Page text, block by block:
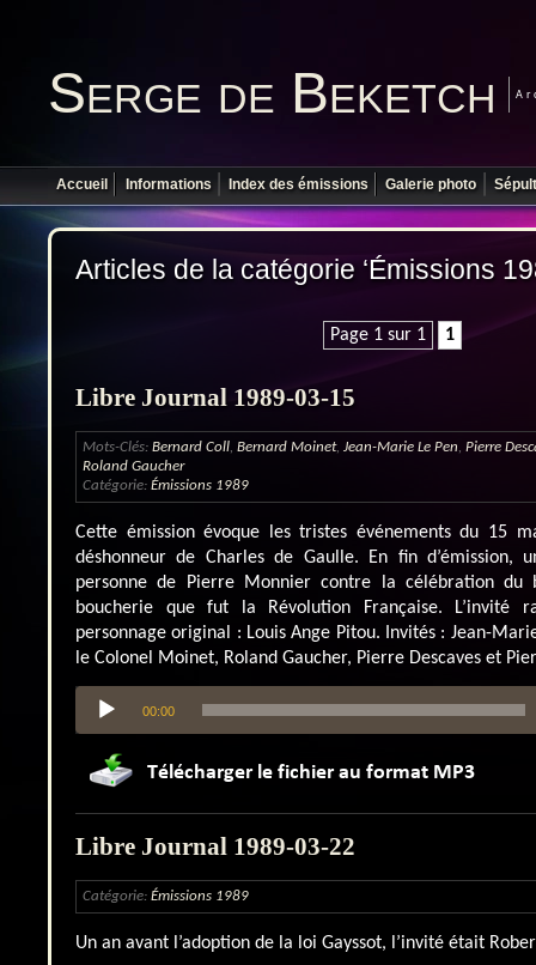
Serge de Beketch
Accueil Informations Index des émissions Galerie photo
Articles de la catégorie ‘Émissions
Page 1 sur 1 1
Libre Journal 1989-03-15
Mots-Clés: Bernard Coll Bernard Moinet, Jean-Marie Le Pen Pierre
Roland Gaucher
Catégorie: Émissions 1989
Cette émission évoque les tristes événements du 15
déshonneur de Charles de Gaulle. En fin d’émission,
personne de Pierre Monnier contre la célébration du
boucherie que fut la Révolution Française. L’invité
personnage original : Louis Ange Pitou. Invités : Jean-
le Colonel Moinet, Roland Gaucher, Pierre Descaves et
Lecteur
audio
00:00
Libre Journal 1989-03-22
Catégorie: Émissions 1989
Un an avant l’adoption de la loi Gayssot, l’invité était